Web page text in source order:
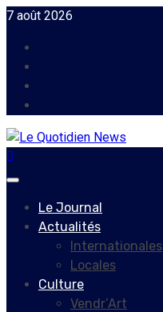
Skip
content
7 août 2026
Primary
Le Journal
Actualités
Internationales
Locales
Culture
Vendr’Art